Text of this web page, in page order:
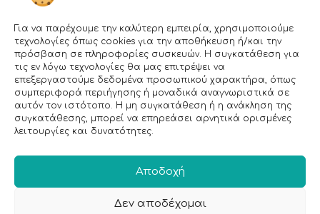
Για να παρέχουμε την καλύτερη εμπειρία, χρησιμοποιούμε
τεχνολογίες όπως cookies για την αποθήκευση ή/και την
πρόσβαση σε πληροφορίες συσκευών. Η συγκατάθεση για
τις εν λόγω τεχνολογίες θα μας επιτρέψει να
επεξεργαστούμε δεδομένα προσωπικού χαρακτήρα, όπως
συμπεριφορά περιήγησης ή μοναδικά αναγνωριστικά σε
αυτόν τον ιστότοπο. Η μη συγκατάθεση ή η ανάκληση της
συγκατάθεσης, μπορεί να επηρεάσει αρνητικά ορισμένες
λειτουργίες και δυνατότητες.
Αποδοχή
Δεν αποδέχομαι
Τρόποι πληρωμής
Όροι χρήσης
Προσωπικά δεδομένα
Ασφάλεια συναλλαγών
GetDigital.gr